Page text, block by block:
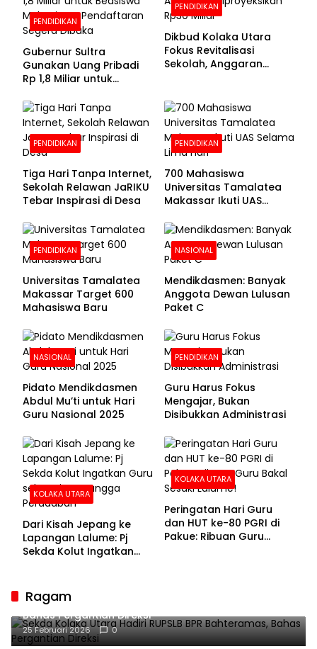
PENDIDIKAN
Gubernur Sultra
Gunakan Uang Pribadi
Rp 1,8 Miliar untuk
Pendaftaran Segera
Dibuka
PENDIDIKAN
Dikbud Kolaka Utara
Fokus Revitalisasi
Sekolah, Anggaran
PENDIDIKAN
Tiga Hari Tanpa Internet,
Sekolah Relawan JaRIKU
Tebar Inspirasi di Desa
PENDIDIKAN
700 Mahasiswa
Universitas Tamalatea
Makassar Ikuti UAS
PENDIDIKAN
Universitas Tamalatea
Makassar Target 600
Mahasiswa Baru
NASIONAL
Mendikdasmen: Banyak
Anggota Dewan Lulusan
Paket C
NASIONAL
Pidato Mendikdasmen
Abdul Mu’ti untuk Hari
Guru Nasional 2025
PENDIDIKAN
Guru Harus Fokus
Mengajar, Bukan
Disibukkan Administrasi
KOLAKA UTARA
Dari Kisah Jepang ke
Lapangan Lalume: Pj
Sekda Kolut Ingatkan
KOLAKA UTARA
Peringatan Hari Guru
dan HUT ke-80 PGRI di
Pakue: Ribuan Guru
Ragam
Sekda Kolaka Utara Hadiri RUPSLB BPR Bahteramas,
Bahas Pergantian Direksi
25 Februari 2026 0